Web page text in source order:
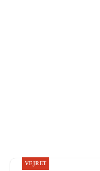
VEJRET